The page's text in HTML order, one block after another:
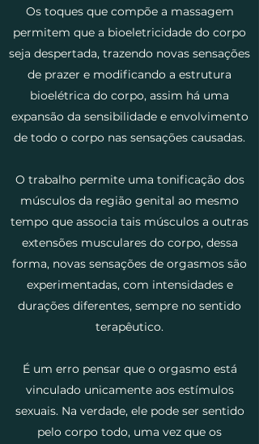
Os toques que compõe a massagem
permitem que a bioeletricidade do corpo
seja despertada, trazendo novas sensações
de prazer e modificando a estrutura
bioelétrica do corpo, assim há uma
expansão da sensibilidade e envolvimento
de todo o corpo nas sensações causadas.
O trabalho permite uma tonificação dos
músculos da região genital ao mesmo
tempo que associa tais músculos a outras
extensões musculares do corpo, dessa
forma, novas sensações de orgasmos são
experimentadas, com intensidades e
durações diferentes, sempre no sentido
terapêutico.
É um erro pensar que o orgasmo está
vinculado unicamente aos estímulos
sexuais. Na verdade, ele pode ser sentido
pelo corpo todo, uma vez que os